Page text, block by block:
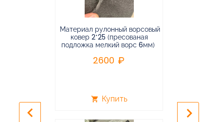
Материал рулонный ворсовый
ковер 2*25 (пресованая
подложка мелкий ворс 6мм)
2600
shopping_cart Купить
keyboard_arrow_left keyboard_arrow_right